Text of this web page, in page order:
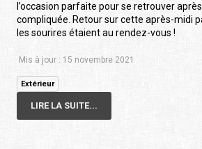
l’occasion parfaite pour se retrouver
compliquée. Retour sur cette après-midi
les sourires étaient au rendez-vous !
Mis à jour : 15 novembre 2021
Extérieur
LIRE LA SUITE...